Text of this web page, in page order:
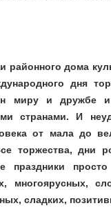
районного дома
дня
миру и дружбе
странами. И
от мала до
торжества, дни
праздники
многоярусных,
сладких,